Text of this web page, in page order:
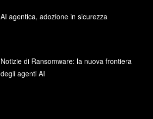
AI agentica, adozione in sicurezza
Notizie di Ransomware: la nuova frontiera
degli agenti AI